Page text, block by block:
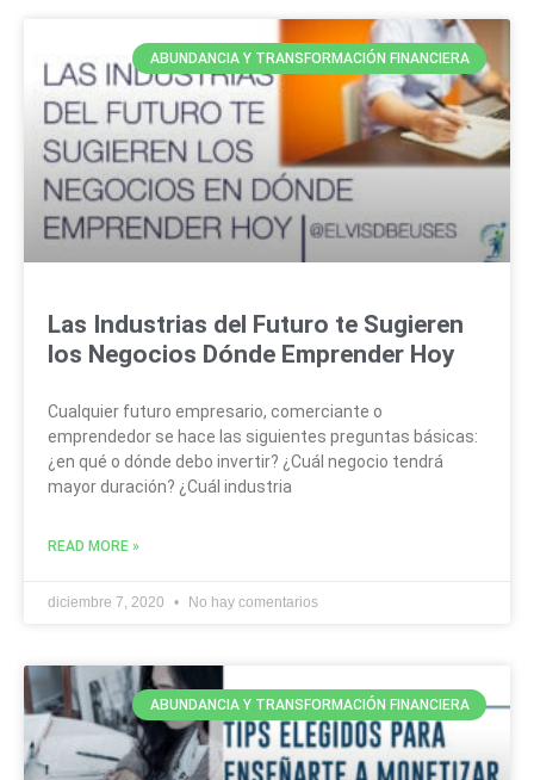
ABUNDANCIA Y TRANSFORMACIÓN FINANCIERA
Las Industrias del Futuro te Sugieren
los Negocios Dónde Emprender Hoy
Cualquier futuro empresario, comerciante o
emprendedor se hace las siguientes preguntas básicas:
¿en qué o dónde debo invertir? ¿Cuál negocio tendrá
mayor duración? ¿Cuál industria
READ MORE »
diciembre 7, 2020 No hay comentarios
ABUNDANCIA Y TRANSFORMACIÓN FINANCIERA